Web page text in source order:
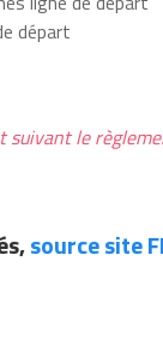
départ
suivant le
source site